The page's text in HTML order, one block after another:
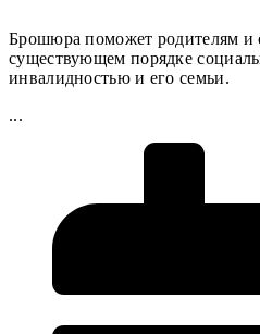
Брошюра поможет родителям и
существующем порядке
инвалидностью и его семьи.
...